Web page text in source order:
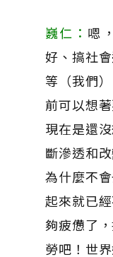
巍仁： 嗯
好、搞社
等（我們
前可以想
現在是還
斷滲透和
為什麼不
起來就已
夠疲憊了
勞吧！世